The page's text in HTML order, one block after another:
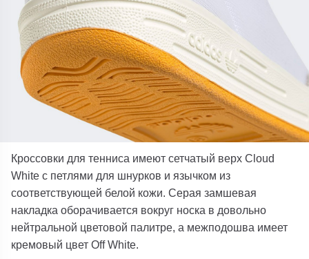
Кроссовки для тенниса имеют сетчатый верх Cloud
White с петлями для шнурков и язычком из
соответствующей белой кожи. Серая замшевая
накладка оборачивается вокруг носка в довольно
нейтральной цветовой палитре, а межподошва имеет
кремовый цвет Off White.